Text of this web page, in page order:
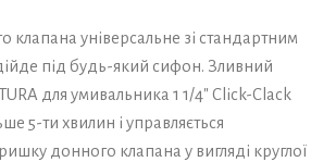
клапана універсальне зі стандартним
під будь-який сифон. Зливний
для умивальника 1 1/4″ Cliсk-Claсk
5-ти хвилин і управляється
донного клапана у вигляді круглої